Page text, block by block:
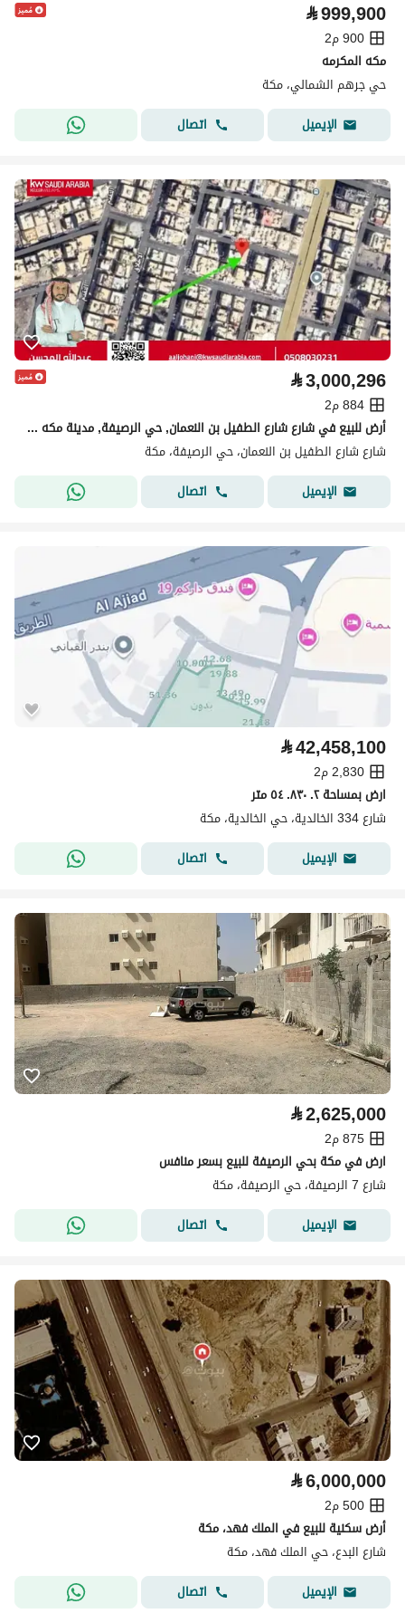
⃁999,900
900 م2
مكه المكرمه
حي جرهم الشمالي، مكة
الإيميل
اتصال
⃁3,000,296
884 م2
أرض للبيع في شارع شارع الطفيل بن النعمان, حي الرصيفة, مدينة مكه المكرمه, منطقة مكة المكرمة
شارع شارع الطفيل بن النعمان، حي الرصيفة، مكة
الإيميل
اتصال
⃁42,458,100
2,830 م2
ارض بمساحة ٢. ٨٣٠. ٥٤ متر
شارع 334 الخالدية، حي الخالدية، مكة
الإيميل
اتصال
⃁2,625,000
875 م2
ارض في مكة بحي الرصيفة للبيع بسعر منافس
شارع 7 الرصيفة، حي الرصيفة، مكة
الإيميل
اتصال
⃁6,000,000
500 م2
أرض سكنية للبيع في الملك فهد، مكة
شارع البدع، حي الملك فهد، مكة
الإيميل
اتصال